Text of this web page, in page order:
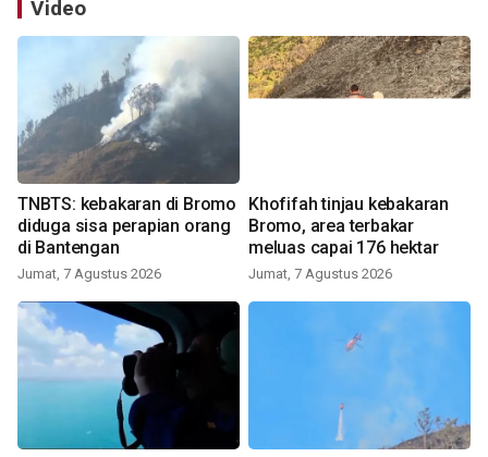
Video
TNBTS: kebakaran di Bromo
diduga sisa perapian orang
di Bantengan
Jumat, 7 Agustus 2026
Khofifah tinjau kebakaran
Bromo, area terbakar
meluas capai 176 hektar
Jumat, 7 Agustus 2026